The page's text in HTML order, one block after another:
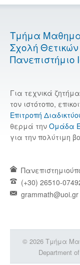
Τμήμα
Σχολή
Πανεπιστήμιο
Για τεχνικά
τον ιστότοπο,
Επιτροπή
θερμά την Ομάδα
για την πολύτιμη
(+30) 26510-
grammath@uoi.gr
© 2026 Τμήμα
Department